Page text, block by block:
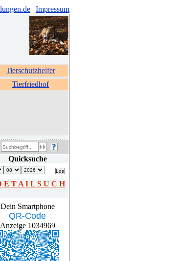
| Impressum
Tierschutzhelfer
Tierfriedhof
Quicksuche
E T A I L S U C H
Dein Smartphone
QR-Code
Anzeige 1034969